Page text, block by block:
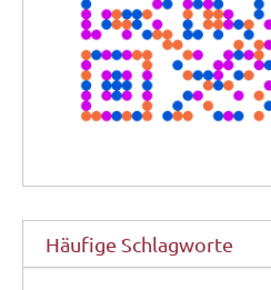
Häufige Schlagworte